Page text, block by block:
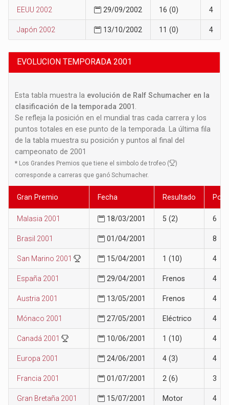
EEUU 2002 29/09/2002 16 (0) 4
Japón 2002 13/10/2002 11 (0) 4
EVOLUCION TEMPORADA 2001
Esta tabla muestra la evolución de Ralf Schumacher en la
clasificación de la temporada 2001
Se refleja la posición en el mundial tras cada carrera y los
puntos totales en ese punto de la temporada. La última fila
de la tabla muestra su posición y puntos al final del
campeonato de 2001
* Los Grandes Premios que tiene el simbolo de trofeo (
)
corresponde a carreras que ganó Schumacher.
Gran Premio Fecha Resultado
Malasia 2001 18/03/2001 5 (2) 6
Brasil 2001 01/04/2001 8
San Marino 2001 15/04/2001 1 (10) 4
España 2001 29/04/2001 Frenos 4
Austria 2001 13/05/2001 Frenos 4
Mónaco 2001 27/05/2001 Eléctrico 4
Canadá 2001 10/06/2001 1 (10) 4
Europa 2001 24/06/2001 4 (3) 4
Francia 2001 01/07/2001 2 (6) 3
Gran Bretaña 2001 15/07/2001 Motor 4